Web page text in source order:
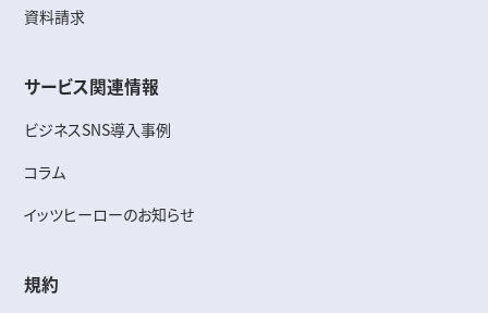
資料請求
サービス関連情報
ビジネスSNS導入事例
コラム
イッツヒーローのお知らせ
規約